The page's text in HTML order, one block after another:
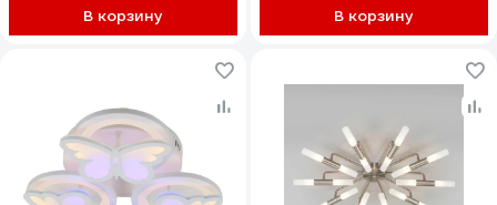
Площадь освещения до 18
м2 Oleoso 2720-2+2
В корзину В корзину